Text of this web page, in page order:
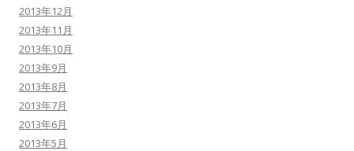
2013年12月
2013年11月
2013年10月
2013年9月
2013年8月
2013年7月
2013年6月
2013年5月